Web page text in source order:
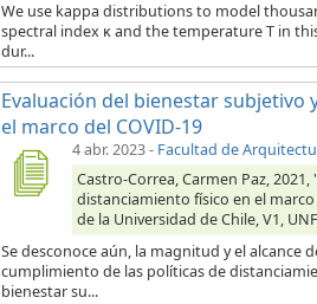
We use kappa distributions to model
spectral index κ and the temperature T in
dur...
Evaluación del bienestar
el marco del COVID-19
4 abr. 2023- Facultad de
Castro-Correa, Carmen Paz,
distanciamiento físico en el marco
de la Universidad de Chile, V1,
Se desconoce aún, la magnitud y el alcance
cumplimiento de las políticas de
bienestar su...